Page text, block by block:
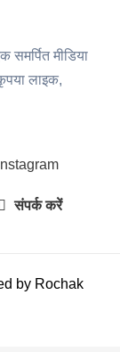
मीडिया
लाइक,
संपर्क करें
by Rochak